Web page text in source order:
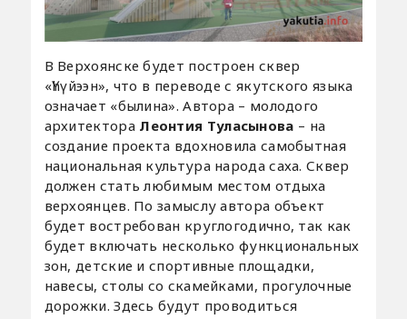
В Верхоянске будет построен сквер
«Үhүйээн», что в переводе с якутского языка
означает «былина». Автора – молодого
архитектора Леонтия Туласынова – на
создание проекта вдохновила самобытная
национальная культура народа саха. Сквер
должен стать любимым местом отдыха
верхоянцев. По замыслу автора объект
будет востребован круглогодично, так как
будет включать несколько функциональных
зон, детские и спортивные площадки,
навесы, столы со скамейками, прогулочные
дорожки. Здесь будут проводиться